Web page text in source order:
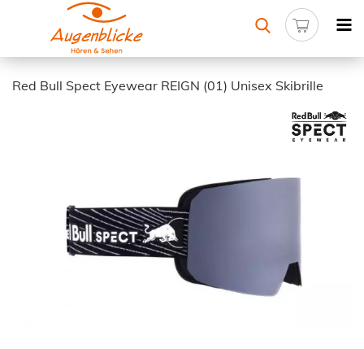
Red Bull Spect Eyewear REIGN (01) Unisex Skibrille